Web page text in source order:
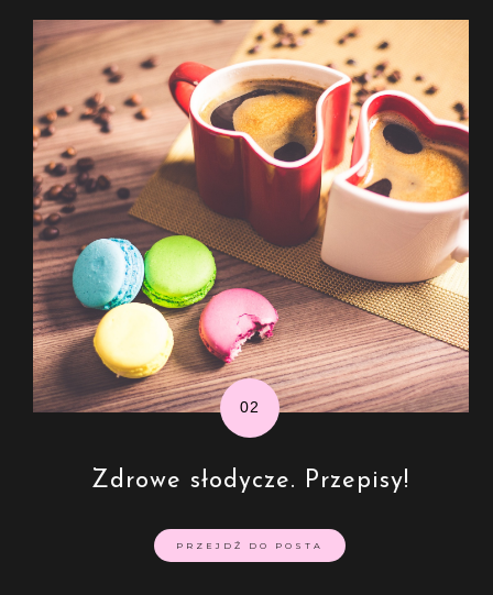
Zdrowe słodycze. Przepisy!
PRZEJDŹ DO POSTA